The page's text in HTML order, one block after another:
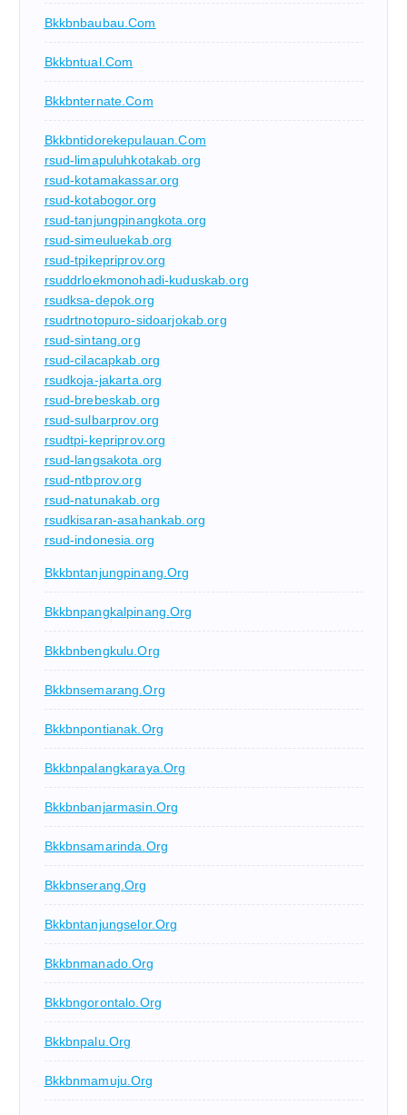
Bkkbnbaubau.com
Bkkbntual.com
Bkkbnternate.com
Bkkbntidorekepulauan.com
rsud-limapuluhkotakab.org
rsud-kotamakassar.org
rsud-kotabogor.org
rsud-tanjungpinangkota.org
rsud-simeuluekab.org
rsud-tpikepriprov.org
rsuddrloekmonohadi-kuduskab.org
rsudksa-depok.org
rsudrtnotopuro-sidoarjokab.org
rsud-sintang.org
rsud-cilacapkab.org
rsudkoja-jakarta.org
rsud-brebeskab.org
rsud-sulbarprov.org
rsudtpi-kepriprov.org
rsud-langsakota.org
rsud-ntbprov.org
rsud-natunakab.org
rsudkisaran-asahankab.org
rsud-indonesia.org
Bkkbntanjungpinang.org
Bkkbnpangkalpinang.org
Bkkbnbengkulu.org
Bkkbnsemarang.org
Bkkbnpontianak.org
Bkkbnpalangkaraya.org
Bkkbnbanjarmasin.org
Bkkbnsamarinda.org
Bkkbnserang.org
Bkkbntanjungselor.org
Bkkbnmanado.org
Bkkbngorontalo.org
Bkkbnpalu.org
Bkkbnmamuju.org